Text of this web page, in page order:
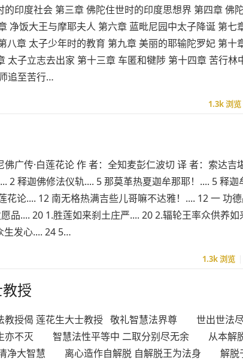
的印度社会 第三章 佛陀住世时的印度思想界 第四章 佛
净饭大王与摩耶夫人 第六章 蓝毗尼园中太子降诞 第七
八章 太子少年时的教育 第九章 美丽的耶输陀罗妃 第十
太子立志去出家 第十三章 车匿和犍陟 第十四章 苦行林
追至苦行…
1.3k浏览
佛广传·白莲花论 作 者：全知麦彭仁波切 译 者：索达吉
2 释迦佛修法仪轨.... 5 那莫革热夏迦牟那耶！.... 5 释迦
花论.... 12 南无格热满吉些儿哥嘛不达雅！.... 12 一 功
品.... 20 1.胜莲如来刹土庄严.... 20 2.辐轮王率众供养如
生发心.... 24 5…
1.3k浏览
授
教授偈 莲花生大士教授 敬礼智慧法界尊 世出世法
亦不灭 智慧法性平等中 二取分别尽无余 从本解
净大智慧 离心造作自解脱 自解脱王为法身 解脱